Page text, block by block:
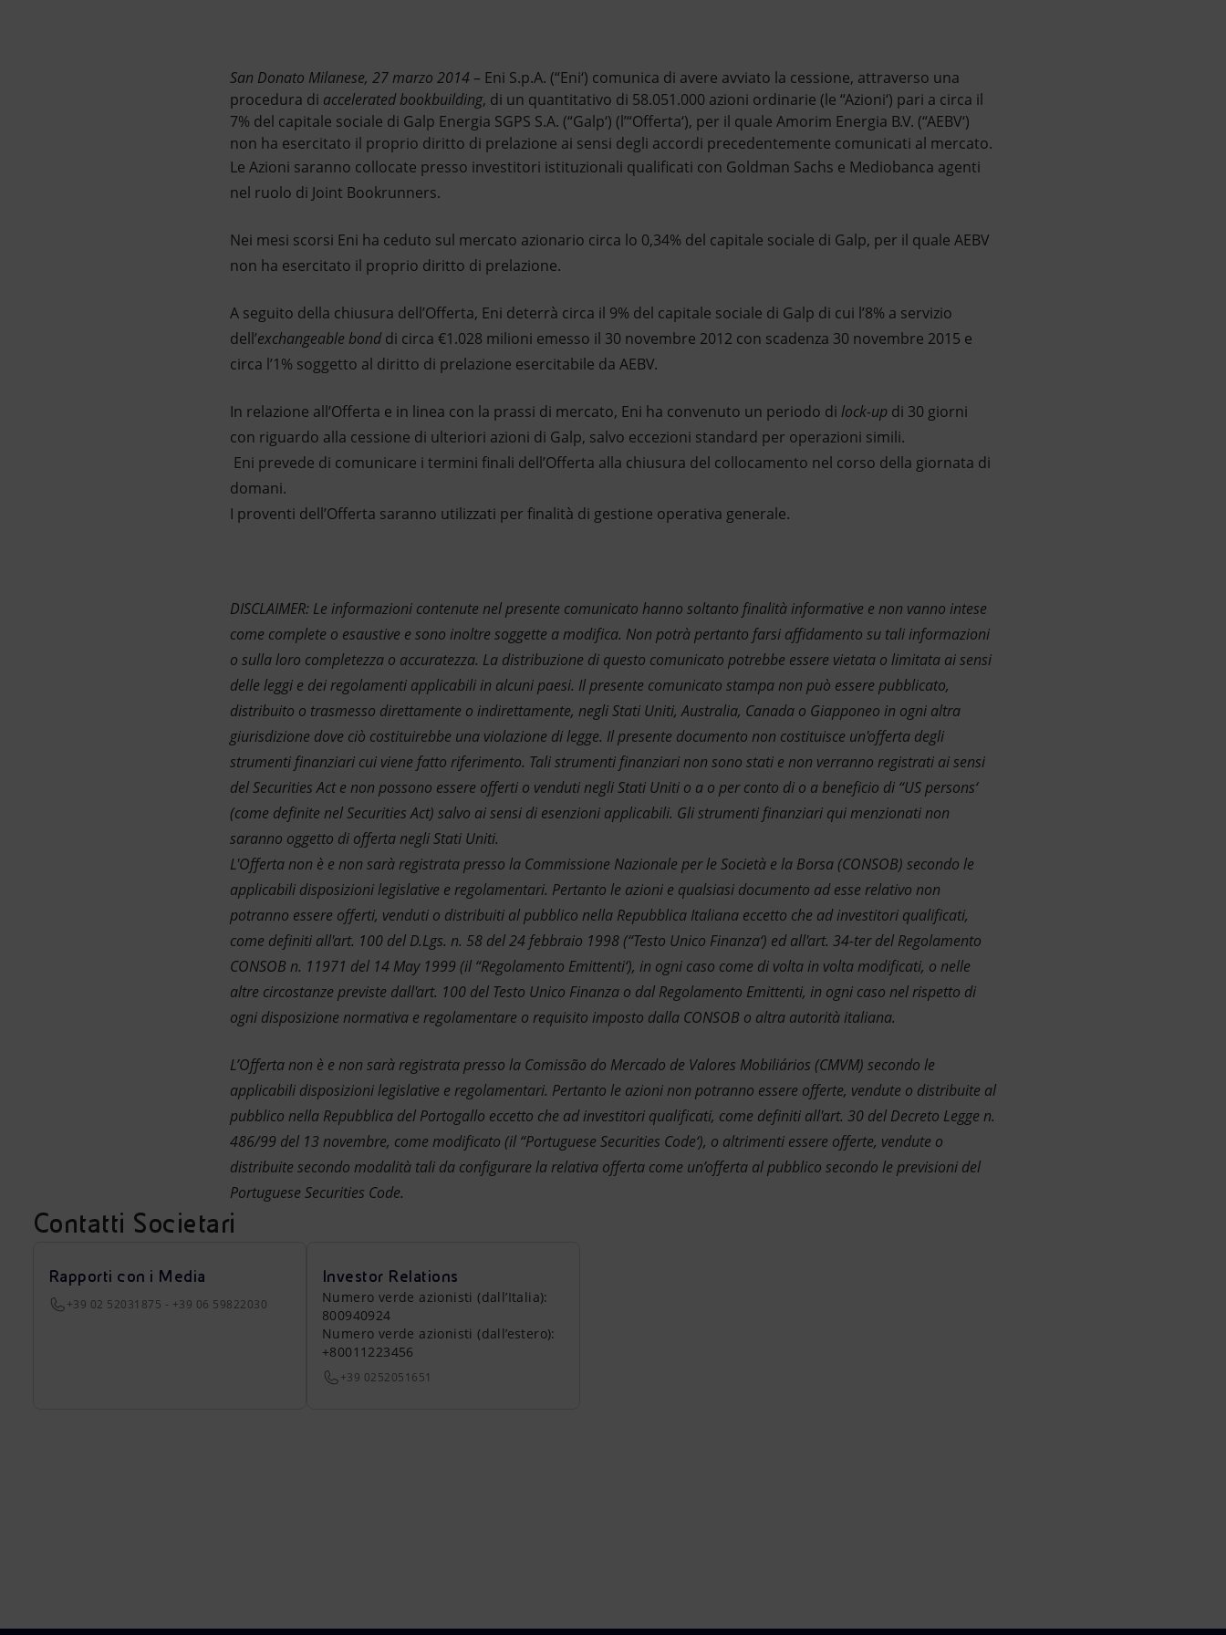
San Donato Milanese, 27 marzo 2014 – Eni S.p.A. (“Eni‘) comunica di avere avviato la cessione, attraverso una
procedura di accelerated bookbuilding, di un quantitativo di 58.051.000 azioni ordinarie (le “Azioni‘) pari a circa il
7% del capitale sociale di Galp Energia SGPS S.A. (“Galp‘) (l’“Offerta‘), per il quale Amorim Energia B.V. (“AEBV‘)
non ha esercitato il proprio diritto di prelazione ai sensi degli accordi precedentemente comunicati al mercato.
Le Azioni saranno collocate presso investitori istituzionali qualificati con Goldman Sachs e Mediobanca agenti
nel ruolo di Joint Bookrunners.
Nei mesi scorsi Eni ha ceduto sul mercato azionario circa lo 0,34% del capitale sociale di Galp, per il quale AEBV
non ha esercitato il proprio diritto di prelazione.
A seguito della chiusura dell’Offerta, Eni deterrà circa il 9% del capitale sociale di Galp di cui l’8% a servizio
dell’exchangeable bonddi circa €1.028 milioni emesso il 30 novembre 2012 con scadenza 30 novembre 2015 e
circa l’1% soggetto al diritto di prelazione esercitabile da AEBV.
In relazione all’Offerta e in linea con la prassi di mercato, Eni ha convenuto un periodo di lock-up di 30 giorni
con riguardo alla cessione di ulteriori azioni di Galp, salvo eccezioni standard per operazioni simili.
Eni prevede di comunicare i termini finali dell’Offerta alla chiusura del collocamento nel corso della giornata di
domani.
I proventi dell’Offerta saranno utilizzati per finalità di gestione operativa generale.
DISCLAIMER: Le informazioni contenute nel presente comunicato hanno soltanto finalità informative e non vanno intese
come complete o esaustive e sono inoltre soggette a modifica. Non potrà pertanto farsi affidamento su tali informazioni
o sulla loro completezza o accuratezza. La distribuzione di questo comunicato potrebbe essere vietata o limitata ai sensi
delle leggi e dei regolamenti applicabili in alcuni paesi. Il presente comunicato stampa non può essere pubblicato,
distribuito o trasmesso direttamente o indirettamente, negli Stati Uniti, Australia, Canada o Giapponeo in ogni altra
giurisdizione dove ciò costituirebbe una violazione di legge. Il presente documento non costituisce un'offerta degli
strumenti finanziari cui viene fatto riferimento. Tali strumenti finanziari non sono stati e non verranno registrati ai sensi
del Securities Act e non possono essere offerti o venduti negli Stati Uniti o a o per conto di o a beneficio di “US persons‘
(come definite nel Securities Act) salvo ai sensi di esenzioni applicabili. Gli strumenti finanziari qui menzionati non
saranno oggetto di offerta negli Stati Uniti.
L'Offerta non è e non sarà registrata presso la Commissione Nazionale per le Società e la Borsa (CONSOB) secondo le
applicabili disposizioni legislative e regolamentari. Pertanto le azioni e qualsiasi documento ad esse relativo non
potranno essere offerti, venduti o distribuiti al pubblico nella Repubblica Italiana eccetto che ad investitori qualificati,
come definiti all'art. 100 del D.Lgs. n. 58 del 24 febbraio 1998 (“Testo Unico Finanza‘) ed all'art. 34-ter del Regolamento
CONSOB n. 11971 del 14 May 1999 (il “Regolamento Emittenti‘), in ogni caso come di volta in volta modificati, o nelle
altre circostanze previste dall'art. 100 del Testo Unico Finanza o dal Regolamento Emittenti, in ogni caso nel rispetto di
ogni disposizione normativa e regolamentare o requisito imposto dalla CONSOB o altra autorità italiana.
L’Offerta non è e non sarà registrata presso la Comissão do Mercado de Valores Mobiliários (CMVM) secondo le
applicabili disposizioni legislative e regolamentari. Pertanto le azioni non potranno essere offerte, vendute o distribuite al
pubblico nella Repubblica del Portogallo eccetto che ad investitori qualificati, come definiti all'art. 30 del Decreto Legge n.
486/99 del 13 novembre, come modificato (il “Portuguese Securities Code‘), o altrimenti essere offerte, vendute o
distribuite secondo modalità tali da configurare la relativa offerta come un’offerta al pubblico secondo le previsioni del
Portuguese Securities Code.
Contatti Societari
Rapporti con i Media
+39 02 52031875 - +39 06 59822030
Investor Relations
Numero verde azionisti (dall’Italia):
800940924
Numero verde azionisti (dall’estero):
+80011223456
+39 0252051651